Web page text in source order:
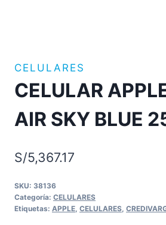
CELULARES
CELULAR
AIR SKY BLUE
S/5,367.17
SKU: 38136
Categoría: CELULARES
Etiquetas: APPLE CELULARES